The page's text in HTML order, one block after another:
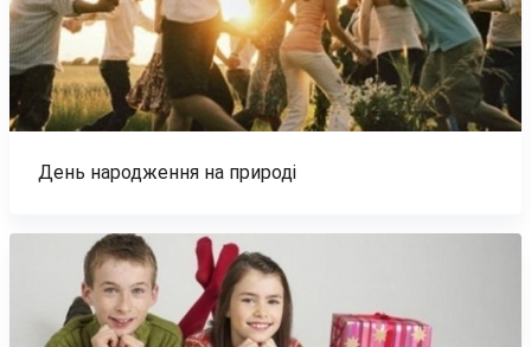
День народження на природі